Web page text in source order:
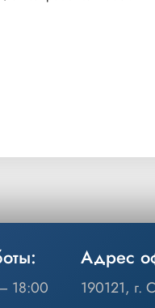
18:00
Адрес
190121, г.